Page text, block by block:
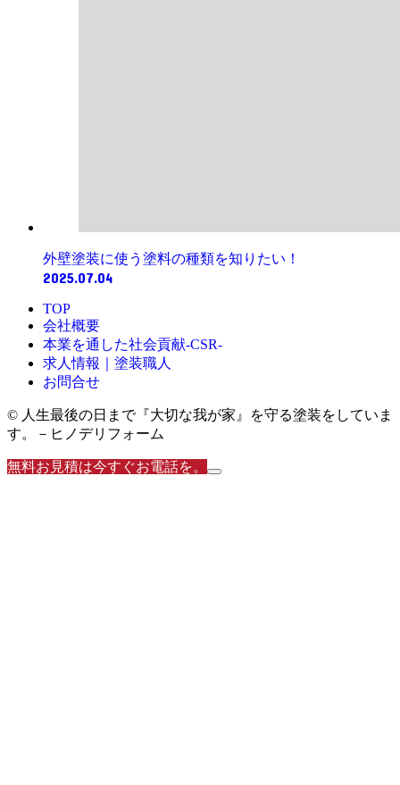
外壁塗装に使う塗料の種類を知りたい！
2025.07.04
TOP
会社概要
本業を通した社会貢献-CSR-
求人情報｜塗装職人
お問合せ
© 人生最後の日まで『大切な我が家』を守る塗装をしていま
す。－ヒノデリフォーム
無料お見積は今すぐお電話を。